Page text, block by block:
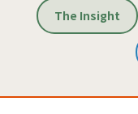
The Insight